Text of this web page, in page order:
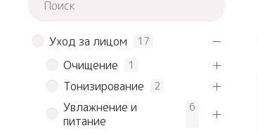
Уход за лицом 17
Очищение 1
Тонизирование 2
Увлажнение и
питание
6